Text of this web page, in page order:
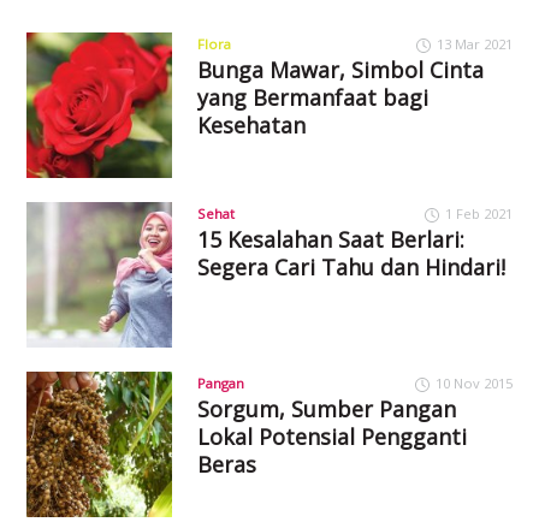
Flora 13 Mar 2021
Bunga Mawar, Simbol Cinta
yang Bermanfaat bagi
Kesehatan
Sehat 1 Feb 2021
15 Kesalahan Saat Berlari:
Segera Cari Tahu dan Hindari!
Pangan 10 Nov 2015
Sorgum, Sumber Pangan
Lokal Potensial Pengganti
Beras